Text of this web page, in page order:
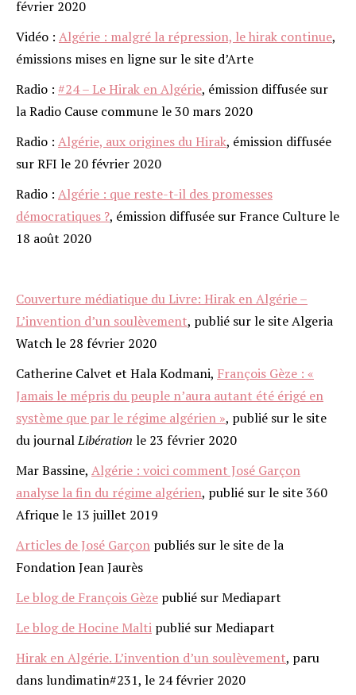
février 2020
Vidéo : Algérie : malgré la répression, le hirak continue,
émissions mises en ligne sur le site d’Arte
Radio : #24 – Le Hirak en Algérie, émission diffusée sur
la Radio Cause commune le 30 mars 2020
Radio : Algérie, aux origines du Hirak, émission diffusée
sur RFI le 20 février 2020
Radio : Algérie : que reste-t-il des promesses
démocratiques ?, émission diffusée sur France Culture le
18 août 2020
Couverture médiatique du Livre: Hirak en Algérie –
L’invention d’un soulèvement, publié sur le site Algeria
Watch le 28 février 2020
Catherine Calvet et Hala Kodmani, François Gèze : «
Jamais le mépris du peuple n’aura autant été érigé en
système que par le régime algérien », publié sur le site
du journalLibération le 23 février 2020
Mar Bassine, Algérie : voici comment José Garçon
analyse la fin du régime algérien, publié sur le site 360
Afrique le 13 juillet 2019
Articles de José Garçon publiés sur le site de la
Fondation Jean Jaurès
Le blog de François Gèze publié sur Mediapart
Le blog de Hocine Malti publié sur Mediapart
Hirak en Algérie. L’invention d’un soulèvement, paru
dans lundimatin#231, le 24 février 2020